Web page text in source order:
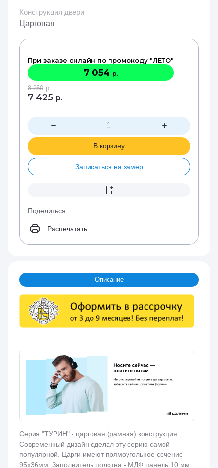
Конструкция двери
Царговая
При заказе онлайн по промокоду "ЛЕТО"
7 054 р.
8 250 р.
7 425 р.
В корзину
Записаться на замер
Поделиться
Распечатать
Описание
Серия "ТУРИН" - царговая (рамная) конструкция.
Современный дизайн сделал эту серию самой
популярной. Царги имеют прямоугольное сечение
95х36мм. Заполнитель полотна - МДФ панель 10 мм.